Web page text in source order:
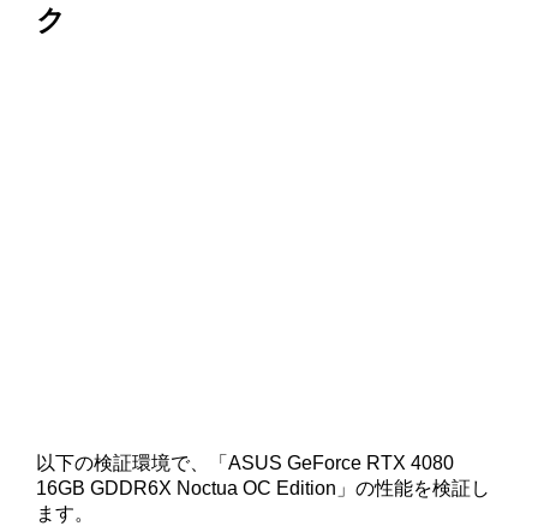
ク
以下の検証環境で、「ASUS GeForce RTX 4080
16GB GDDR6X Noctua OC Edition」の性能を検証し
ます。